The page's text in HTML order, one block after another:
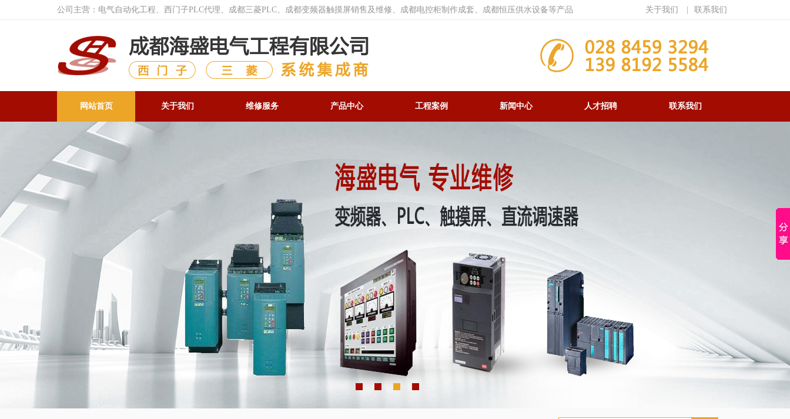
公司主营：电气自动化工程、西门子PLC代理、成都三菱PLC、成都变频器触摸屏销售及维修、成都电控柜制作成套、成都恒压供水设备等产品 关于我们 联系我们
网站首页 关于我们 维修服务 产品中心 工程案例 新闻中心 人才招聘 联系我们